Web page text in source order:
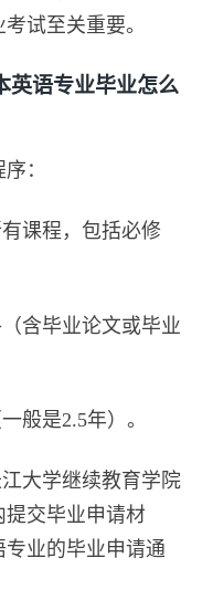
试至关重要。
语专业毕业怎么
：
课程，包括必修
含毕业论文或毕业
是2.5年）。
大学继续教育学院
提交毕业申请材
业的毕业申请通